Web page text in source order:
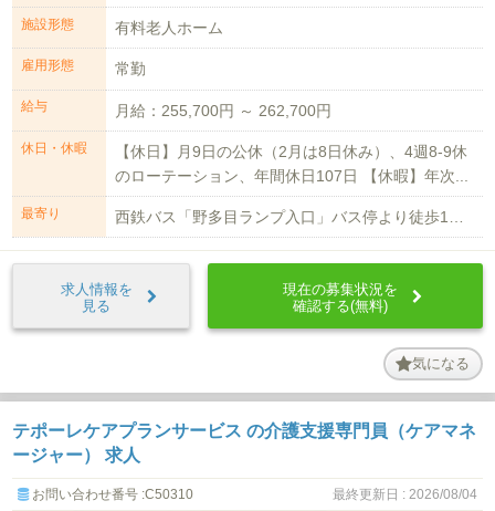
施設形態 有料老人ホーム
雇用形態 常勤
給与 月給：255,700円 ～ 262,700円
休日・休暇
【休日】月9日の公休（2月は8日休み）、4週8-9休
のローテーション、年間休日107日 【休暇】年次...
最寄り
求人情報を
見る
現在の募集状況を
確認する(無料)
気になる
テポーレケアプランサービス の介護支援専門員（ケアマネ
ージャー） 求人
お問い合わせ番号 :C50310 最終更新日 : 2026/08/04